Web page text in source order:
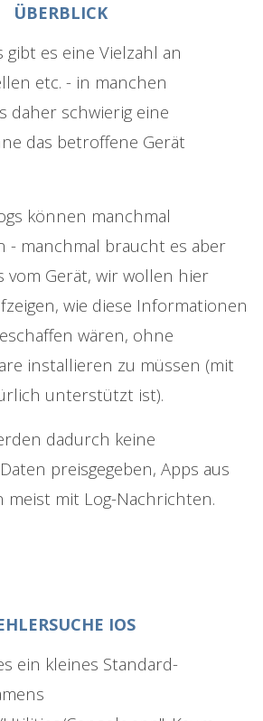
ÜBERBLICK
gibt es eine Vielzahl an
etc. - in manchen
daher schwierig eine
das betroffene Gerät
können manchmal
- manchmal braucht es aber
vom Gerät, wir wollen hier
wie diese Informationen
wären, ohne
installieren zu müssen (mit
unterstützt ist).
dadurch keine
preisgegeben, Apps aus
meist mit Log-Nachrichten.
IOS
ein kleines Standard-